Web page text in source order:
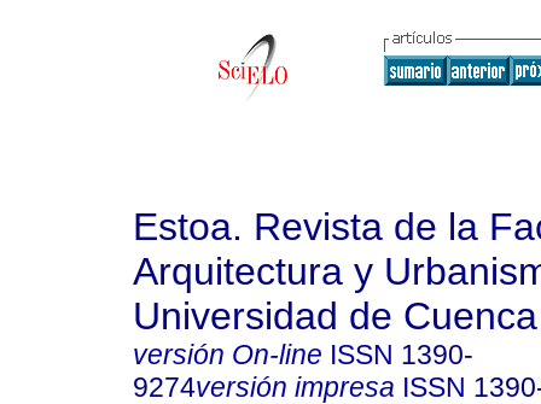
Estoa. Revista de la
Arquitectura y
Universidad de Cuenca
versión On-line ISSN 1390-
9274versión impresa ISSN